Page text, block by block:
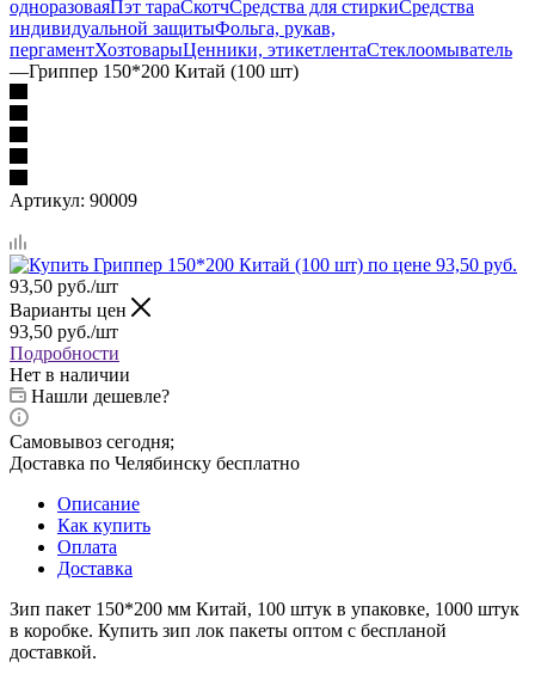
одноразоваяПэт тараСкотчСредства для стиркиСредства
индивидуальной защитыФольга, рукав,
пергаментХозтоварыЦенники, этикетлентаСтеклоомыватель
—Гриппер 150*200 Китай (100 шт)
Артикул: 90009
93,50 руб./шт
Варианты цен
93,50 руб./шт
Подробности
Нет в наличии
Нашли дешевле?
Самовывоз сегодня;
Доставка по Челябинску бесплатно
Описание
Как купить
Оплата
Доставка
Зип пакет 150*200 мм Китай, 100 штук в упаковке, 1000 штук
в коробке. Купить зип лок пакеты оптом с беспланой
доставкой.